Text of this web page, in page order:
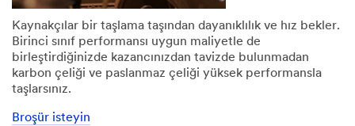
Kaynakçılar bir taşlama taşından dayanıklılık ve hız bekler.
Birinci sınıf performansı uygun maliyetle de
birleştirdiğinizde kazancınızdan tavizde bulunmadan
karbon çeliği ve paslanmaz çeliği yüksek performansla
taşlarsınız.
Broşür isteyin